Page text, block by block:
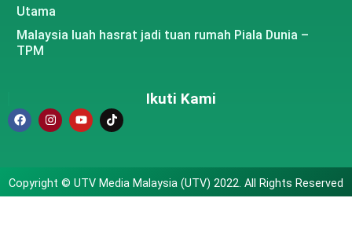
Utama
Malaysia luah hasrat jadi tuan rumah Piala Dunia –
TPM
Ikuti Kami
Copyright © UTV Media Malaysia (UTV) 2022. All Rights Reserved